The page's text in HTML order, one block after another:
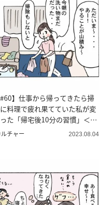
#60】仕事から帰ってきたら掃
料理で疲れ果てていた私が変
た「帰宅後10分の習慣」＜4
漫画 ＞
チャー 2023.08.04